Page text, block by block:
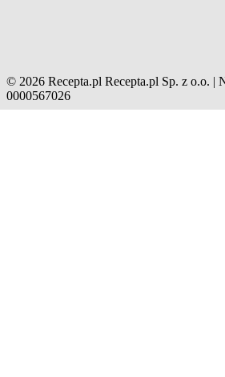
© 2026 Recepta.pl Recepta.pl Sp. z o.o. |
0000567026